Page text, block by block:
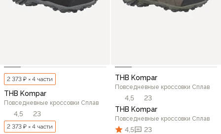
2 373 ₽ × 4 части
THB Kompar
Повседневные кроссовки Сплав
4,5 23
2 373 ₽ × 4 части
THB Kompar
Повседневные кроссовки Сплав
4,5
23
THB Kompar
Повседневные кроссовки Сплав
4,5 23